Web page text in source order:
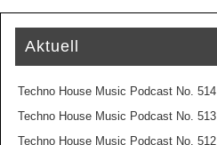
Aktuell
Techno House Music Podcast No. 514
Techno House Music Podcast No. 513
Techno House Music Podcast No. 512